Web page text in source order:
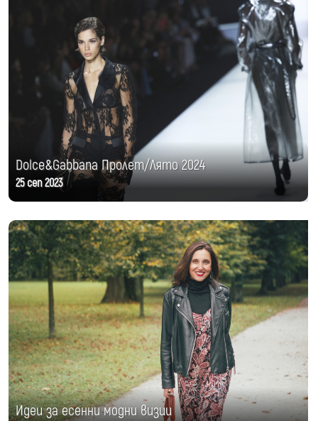
Dolce&Gabbana Пролет/Лято 2024
25 сеп 2023
Идеи за есенни модни визии